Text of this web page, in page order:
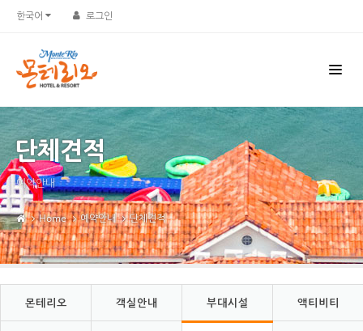
한국어 로그인
단체견적
예약안내
Home 예약안내 단체견적
몬테리오 객실안내 부대시설 액티비티
Sketchbook5, 스케치북5